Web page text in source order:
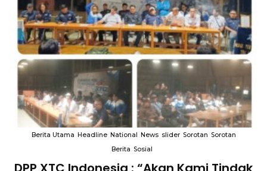
Berita Utama Headline National News slider Sorotan Sorotan
Berita Sosial